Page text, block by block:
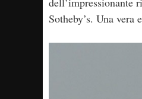
Sotheby’s. Una